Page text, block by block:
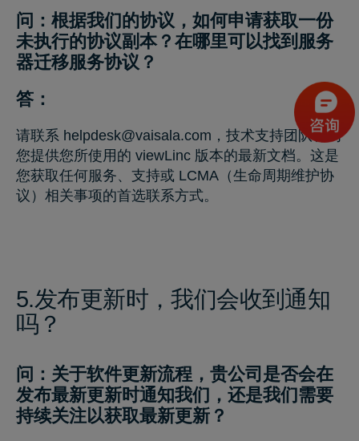
问：根据我们的协议，如何申请获取一份
未执行的协议副本？在哪里可以找到服务
器迁移服务协议？
答：
请联系 helpdesk@vaisala.com ，技术支持团队将为
您提供您所使用的 viewLinc 版本的最新文档。这是
您获取任何服务、支持或 LCMA（生命周期维护协
议）相关事项的首选联系方式。
5.发布更新时，我们会收到通知
吗？
问：关于软件更新流程，贵公司是否会在
发布最新更新时通知我们，还是我们需要
持续关注以获取最新更新？